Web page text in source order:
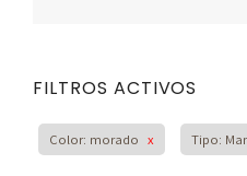
FILTROS ACTIVOS
Color: morado x Tipo: